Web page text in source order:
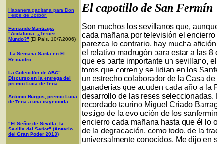
Habanera gaditana para Don
Felipe de Borbón
Fernando Santiago:
"Andalucía, ¿Tercer
Mundo?" (El País, 10/7/2006)
La Semana Santa en El
Recuadro
La Colección de ABC"
Discurso en la entrega del
premio Luca de Tena
Antonio Burgos, premio Luca
de Tena a una trayectoria
"El Señor de Sevilla, la
Sevilla del Señor" (Anuario
del Gran Poder 2013)
El capotillo de San Fermín
Son muchos los sevillanos que,
cada mañana por televisión el
parezca lo contrario, hay mucha
el relativo madrugón para estar a las
que es parte importante un sevillano,
toros que corren y se lidian en los
un estrecho colaborador de la Casa
ganaderías que acuden cada año a la
desarrollo de las reses
recordado taurino Miguel Criado
testigo de la evolución de los
encierro cada mañana hasta que él lo
de la degradación, como todo, de la
universalmente conocidos. Me dijo en